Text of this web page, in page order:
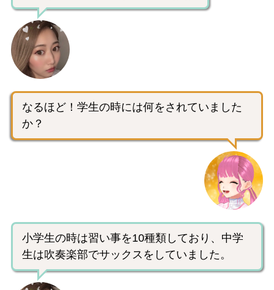
なるほど！学生の時には何をされていました
か？
小学生の時は習い事を10種類しており、中学
生は吹奏楽部でサックスをしていました。